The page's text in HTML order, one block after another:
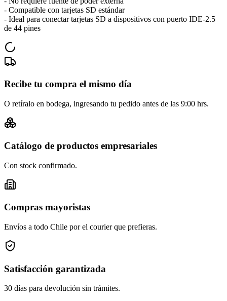
- Compatible con tarjetas SD estándar
- Ideal para conectar tarjetas SD a dispositivos con puerto IDE-2.5
de 44 pines
Recibe tu compra el mismo día
O retíralo en bodega, ingresando tu pedido antes de las 9:00 hrs.
Catálogo de productos empresariales
Con stock confirmado.
Compras mayoristas
Envíos a todo Chile por el courier que prefieras.
Satisfacción garantizada
30 días para devolución sin trámites.